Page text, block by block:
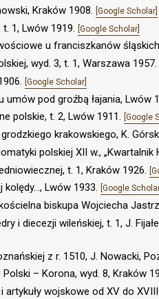
Kraków 1908. [Google Scholar]
1, Lwów 1919. [Google Scholar]
u franciszkanów
wyd. 3, t. 1, Warszawa 1957.
[Google Scholar]
umów pod groźbą łajania, Lwów
polskie, t. 2, Lwów 1911. [Google
krakowskiego, K.
polskiej XII w., „Kwartalnik
t. 1, Kraków 1926.
kolędy…, Lwów 1933. [Google
biskupa Wojciecha
i diecezji wileńskiej, t. 1, J.
z r. 1510, J. Nowacki,
– Korona, wyd. 8, Kraków
artykuły wojskowe od XV do